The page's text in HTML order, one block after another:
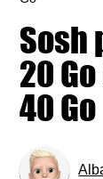
Sosh
20
40 Go